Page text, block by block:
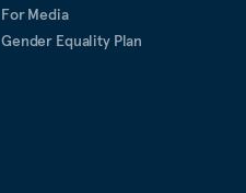
For Media
Gender Equality Plan